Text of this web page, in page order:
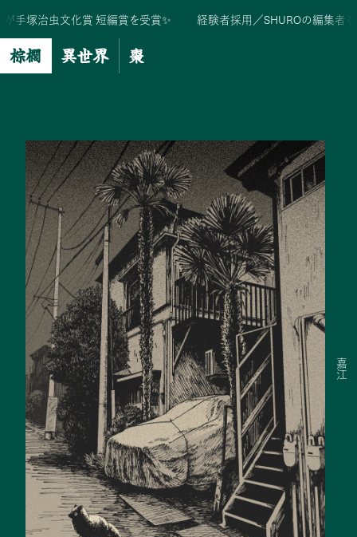
治虫文化賞 短編賞を受賞✨️ 経験者採用／SHUROの編集者を募集
嘉江